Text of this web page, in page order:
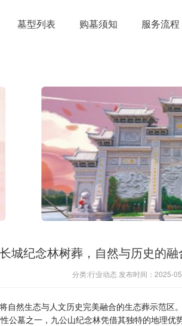
墓型列表 购墓须知 服务流程
城纪念林树葬，自然与历史的
分类:行业动态 发布时间：2025-
自然生态与人文历史完美融合的生态葬示范
墓之一，九公山纪念林凭借其独特的地理优